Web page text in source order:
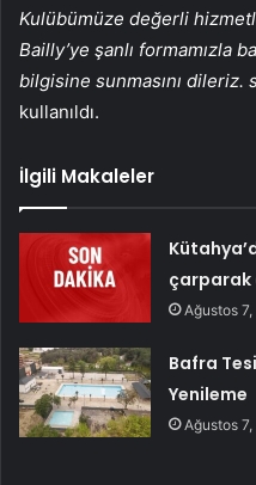
Kulübümüze değerli
Bailly’ye şanlı formamızla
bilgisine sunmasını dileriz.
kullanıldı.
İlgili Makaleler
çarparak
Ağustos
Bafra
Yenileme
Ağustos